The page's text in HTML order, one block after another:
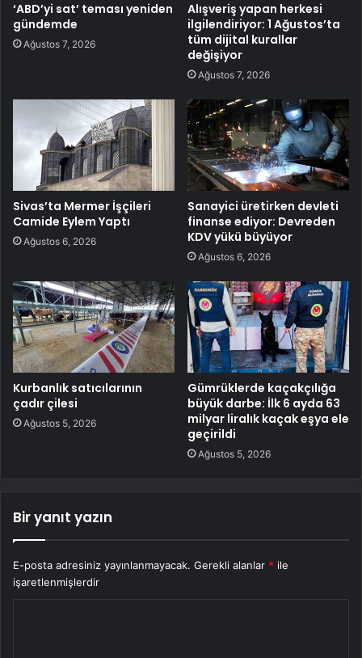
‘ABD’yi sat’ teması yeniden
gündemde
Ağustos 7, 2026
Alışveriş yapan herkesi
ilgilendiriyor: 1 Ağustos’ta
tüm dijital kurallar
değişiyor
Ağustos 7, 2026
Sivas’ta Mermer İşçileri
Camide Eylem Yaptı
Ağustos 6, 2026
Sanayici üretirken devleti
finanse ediyor: Devreden
KDV yükü büyüyor
Ağustos 6, 2026
Kurbanlık satıcılarının
çadır çilesi
Ağustos 5, 2026
Gümrüklerde kaçakçılığa
büyük darbe: İlk 6 ayda 63
milyar liralık kaçak eşya ele
geçirildi
Ağustos 5, 2026
Bir yanıt yazın
E-posta adresiniz yayınlanmayacak. Gerekli alanlar * ile
işaretlenmişlerdir